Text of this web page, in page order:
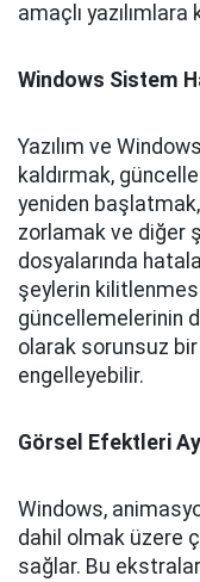
amaçlı yazılımlara
Windows Sistem
Yazılım ve
kaldırmak,
yeniden başlatmak,
zorlamak ve diğer
dosyalarında
şeylerin
güncellemelerinin
olarak sorunsuz
engelleyebilir.
Görsel Efektleri
Windows,
dahil olmak üzere
sağlar. Bu